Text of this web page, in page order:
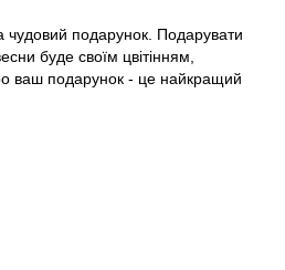
чудовий подарунок. Подарувати
буде своїм цвітінням,
ваш подарунок - це найкращий